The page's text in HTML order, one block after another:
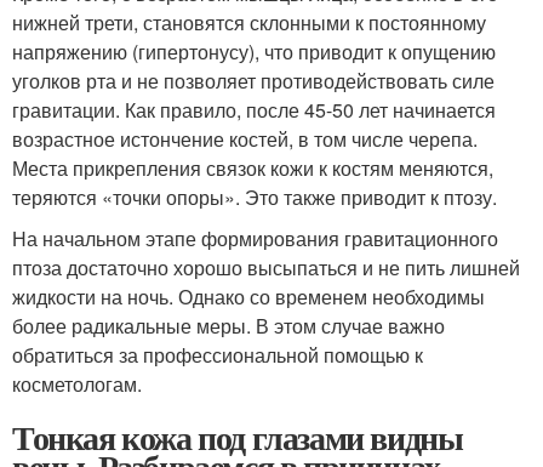
нижней трети, становятся склонными к постоянному
напряжению (гипертонусу), что приводит к опущению
уголков рта и не позволяет противодействовать силе
гравитации. Как правило, после 45-50 лет начинается
возрастное истончение костей, в том числе черепа.
Места прикрепления связок кожи к костям меняются,
теряются «точки опоры». Это также приводит к птозу.
На начальном этапе формирования гравитационного
птоза достаточно хорошо высыпаться и не пить лишней
жидкости на ночь. Однако со временем необходимы
более радикальные меры. В этом случае важно
обратиться за профессиональной помощью к
косметологам.
Тонкая кожа под глазами видны